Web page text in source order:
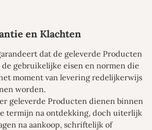
en Klachten
dat de geleverde Producten
de gebruikelijke eisen en normen die
moment van levering redelijkerwijs
worden.
geleverde Producten dienen binnen
termijn na ontdekking, doch uiterlijk
na aankoop, schriftelijk of